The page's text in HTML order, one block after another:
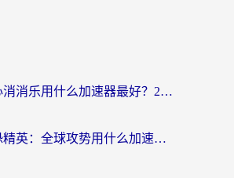
海外玩开心消消乐用什么加速器最好？2026真实体验指南，告别延迟卡顿
英国打反恐精英：全球攻势用什么加速器？2026年实测有效的国服游戏加速指南